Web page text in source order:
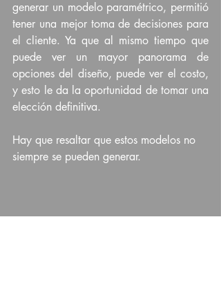
generar un modelo paramétrico, permitió
tener una mejor toma de decisiones para
el cliente. Ya que al mismo tiempo que
puede ver un mayor panorama de
opciones del diseño, puede ver el costo,
y esto le da la oportunidad de tomar una
elección definitiva.
Hay que resaltar que estos modelos no
siempre se pueden generar.